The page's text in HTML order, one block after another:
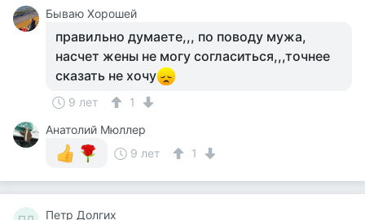
Бываю Хорошей
правильно думаете,,, по поводу мужа,
насчет жены не могу согласиться,,,точнее
сказать не хочу
9 лет
1
Анатолий Мюллер
9 лет
1
Петр Долгих